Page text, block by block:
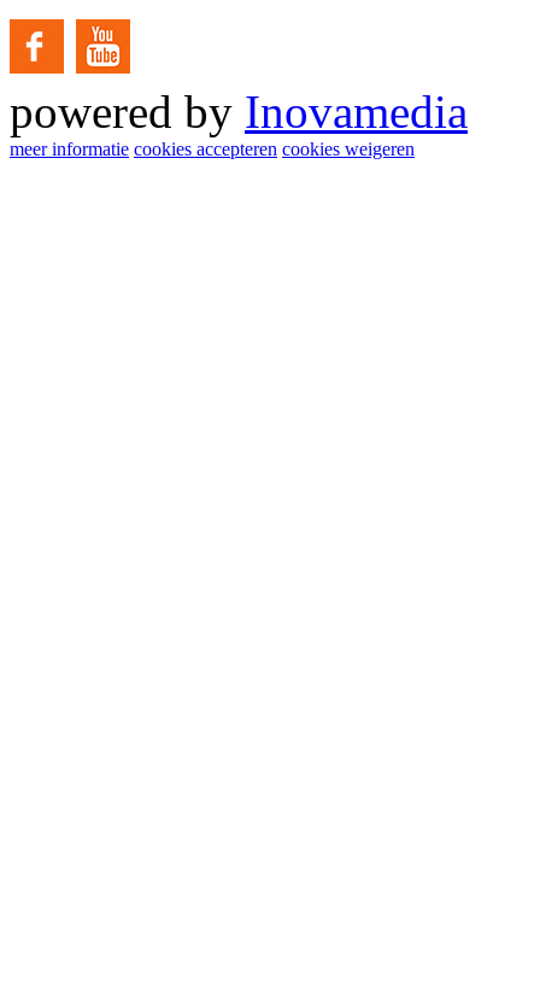
powered by Inovamedia
meer informatie cookies accepteren cookies weigeren